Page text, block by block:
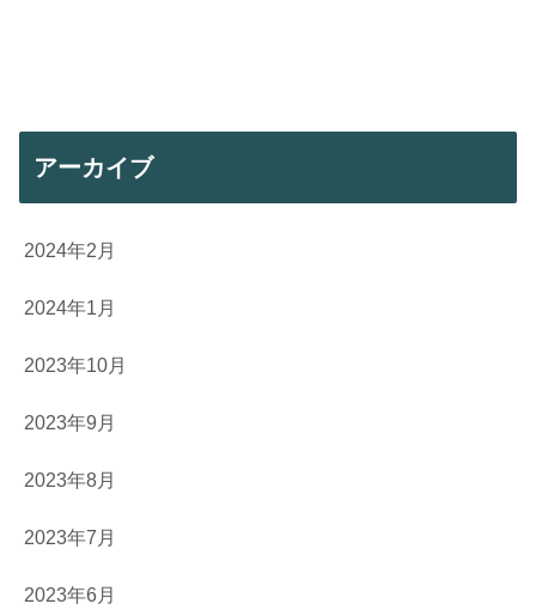
アーカイブ
2024年2月
2024年1月
2023年10月
2023年9月
2023年8月
2023年7月
2023年6月